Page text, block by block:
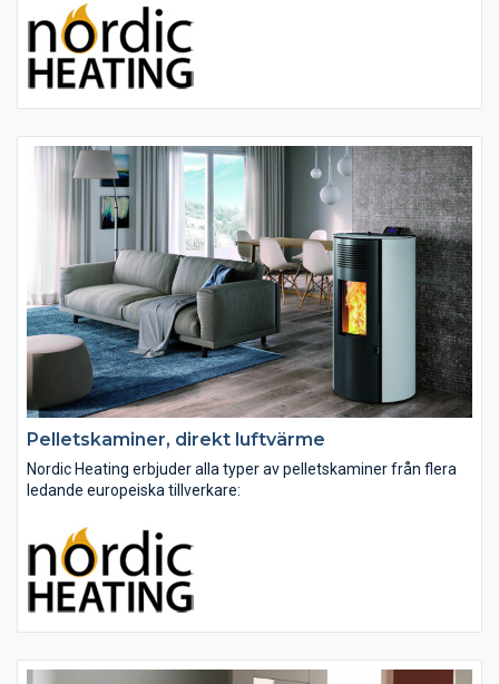
Namnet signalerar framtid och betonar, att kaminen kan
fungera med båda...
Pelletskaminer, direkt luftvärme
Nordic Heating erbjuder alla typer av pelletskaminer från flera
ledande europeiska tillverkare:
Pelletskaminer med direkt luftvärme
Pelletskaminer med kanalanslutning
Vattenmantlade pelletskaminer
Våra pelletskaminer...